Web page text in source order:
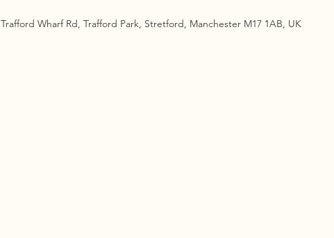
Trafford Wharf Rd, Trafford Park, Stretford, Manchester M17 1AB, UK